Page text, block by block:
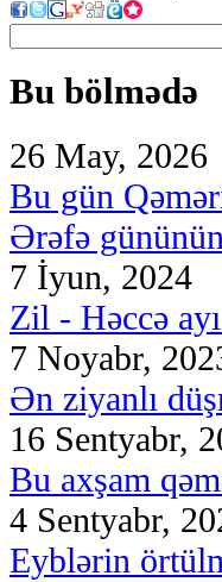
Bu bölmədə
26 May, 2026
Bu gün
Ərəfə
7 İyun, 2024
Zil - Həccə
7 Noyabr,
Ən ziyanlı
16 Sentyabr,
Bu axşam
4 Sentyabr,
Eyblərin